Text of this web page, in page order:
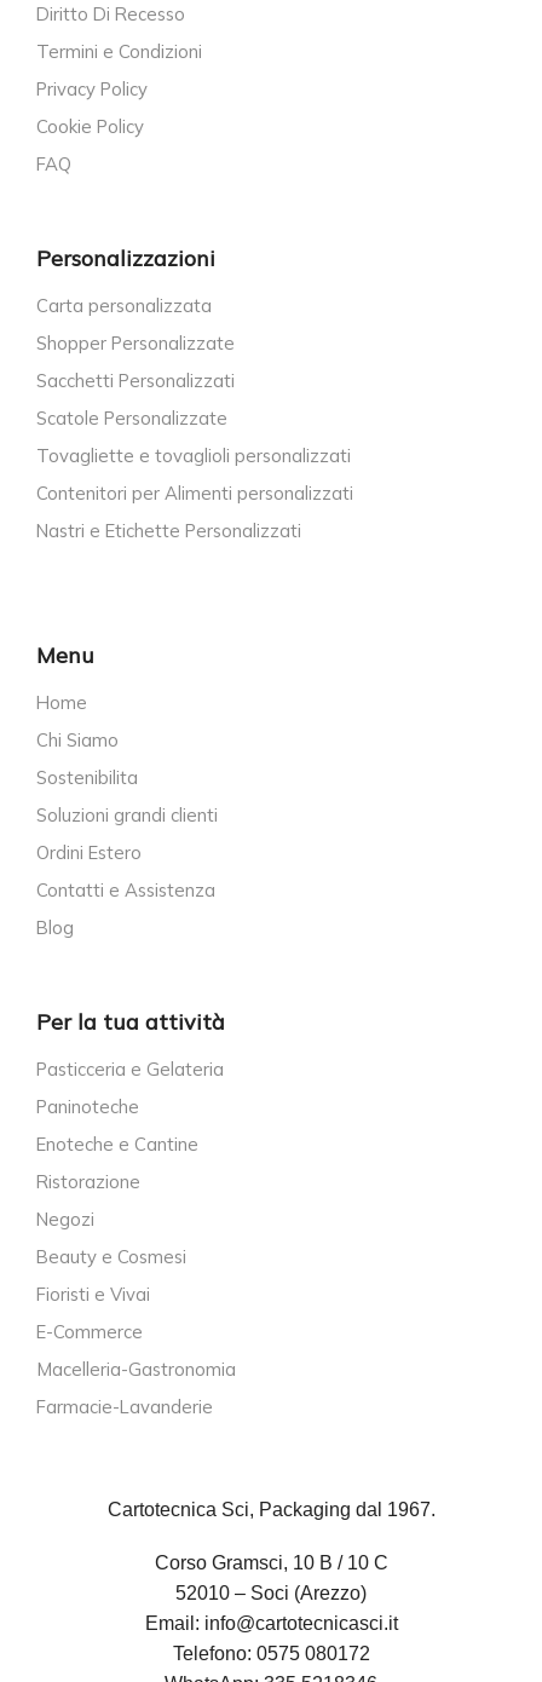
Diritto Di Recesso
Termini e Condizioni
Privacy Policy
Cookie Policy
FAQ
Personalizzazioni
Carta personalizzata
Shopper Personalizzate
Sacchetti Personalizzati
Scatole Personalizzate
Tovagliette e tovaglioli personalizzati
Contenitori per Alimenti personalizzati
Nastri e Etichette Personalizzati
Menu
Home
Chi Siamo
Sostenibilita
Soluzioni grandi clienti
Ordini Estero
Contatti e Assistenza
Blog
Per la tua attività
Pasticceria e Gelateria
Paninoteche
Enoteche e Cantine
Ristorazione
Negozi
Beauty e Cosmesi
Fioristi e Vivai
E-Commerce
Macelleria-Gastronomia
Farmacie-Lavanderie
Cartotecnica Sci, Packaging dal 1967.
Corso Gramsci, 10 B / 10 C
52010 – Soci (Arezzo)
Email: info@cartotecnicasci.it
Telefono: 0575 080172